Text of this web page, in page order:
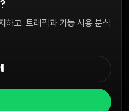
티 랭킹
고, 트래픽과 기능 사용 분석